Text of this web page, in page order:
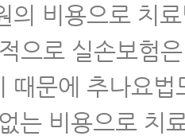
의 비용으로 치
으로 실손보험
때문에 추나요법
는 비용으로 치